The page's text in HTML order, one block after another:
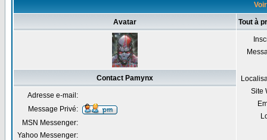
Avatar Tout à
Site
Contact Pamynx
Adresse e-mail:
Message Privé:
MSN Messenger:
Yahoo Messenger: